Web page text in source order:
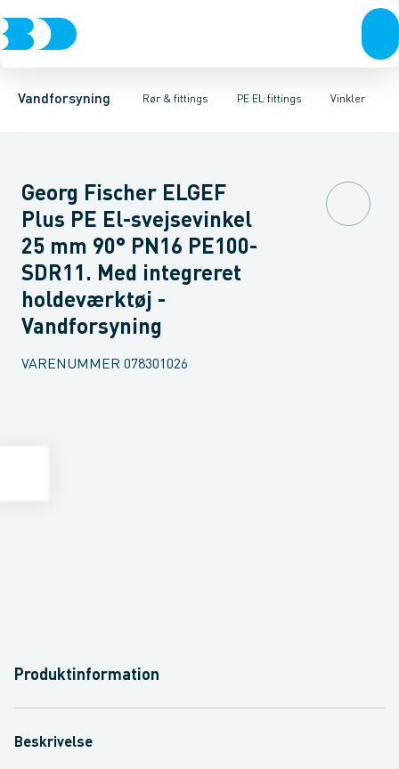
Vandforsyning Rør & fittings
Rør & fittingsKoblinger & anboringerMuffer, klemmer &
PE EL fittings
PE rørPE EL fittingsPE fittings Duktiljern fittings Vinkler
VinklerT-stykker SvejsemufferReduktionerAnboringssadler-
Georg Fischer ELGEF
Plus PE El-svejsevinkel
25 mm 90° PN16 PE100-
SDR11. Med integreret
holdeværktøj -
Vandforsyning
VARENUMMER 078301026
Produktinformation
Beskrivelse